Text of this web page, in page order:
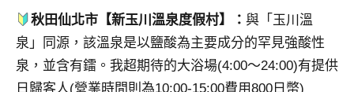
秋田仙北市【新玉川溫泉度假村】：與「玉川溫
泉」同源，該溫泉是以鹽酸為主要成分的罕見強酸性
泉，並含有鐳。我超期待的大浴場(4:00～24:00)有提供
日歸客人(營業時間則為10:00-15:00費用800日幣)